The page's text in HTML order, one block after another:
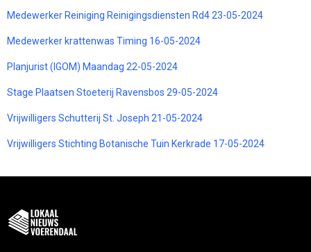
Medewerker Reiniging Reinigingsdiensten Rd4 23-05-2024
Medewerker krattenwas Timing 16-05-2024
Planjurist (IGOM) Maandag 22-05-2024
Stage Plaatsen Stoeterij Ravensbos 29-05-2024
Vrijwilligers Schutterij St. Joseph 21-05-2024
Vrijwilligers Stichting Botanische Tuin Kerkrade 17-05-2024